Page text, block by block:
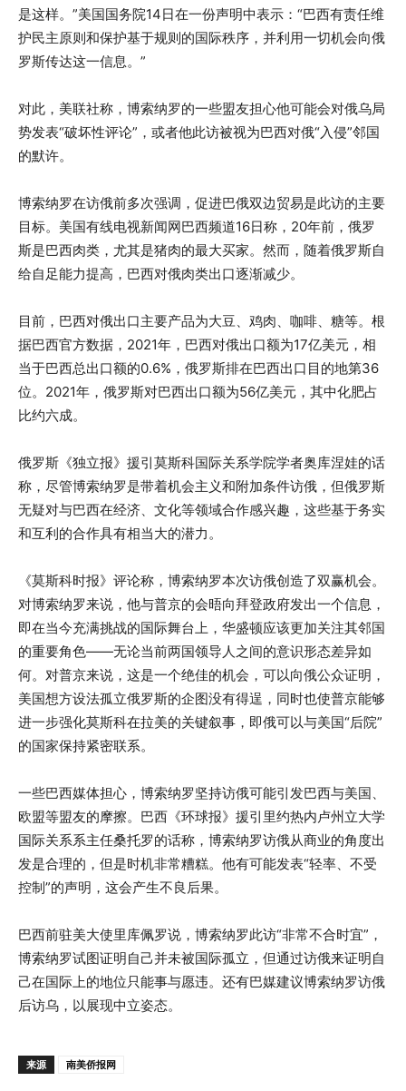
是这样。”美国国务院14日在一份声明中表示：“巴西有责任维
护民主原则和保护基于规则的国际秩序，并利用一切机会向俄
罗斯传达这一信息。”
对此，美联社称，博索纳罗的一些盟友担心他可能会对俄乌局
势发表“破坏性评论”，或者他此访被视为巴西对俄“入侵”邻国
的默许。
博索纳罗在访俄前多次强调，促进巴俄双边贸易是此访的主要
目标。美国有线电视新闻网巴西频道16日称，20年前，俄罗
斯是巴西肉类，尤其是猪肉的最大买家。然而，随着俄罗斯自
给自足能力提高，巴西对俄肉类出口逐渐减少。
目前，巴西对俄出口主要产品为大豆、鸡肉、咖啡、糖等。根
据巴西官方数据，2021年，巴西对俄出口额为17亿美元，相
当于巴西总出口额的0.6%，俄罗斯排在巴西出口目的地第36
位。2021年，俄罗斯对巴西出口额为56亿美元，其中化肥占
比约六成。
俄罗斯《独立报》援引莫斯科国际关系学院学者奥库涅娃的话
称，尽管博索纳罗是带着机会主义和附加条件访俄，但俄罗斯
无疑对与巴西在经济、文化等领域合作感兴趣，这些基于务实
和互利的合作具有相当大的潜力。
《莫斯科时报》评论称，博索纳罗本次访俄创造了双赢机会。
对博索纳罗来说，他与普京的会晤向拜登政府发出一个信息，
即在当今充满挑战的国际舞台上，华盛顿应该更加关注其邻国
的重要角色——无论当前两国领导人之间的意识形态差异如
何。对普京来说，这是一个绝佳的机会，可以向俄公众证明，
美国想方设法孤立俄罗斯的企图没有得逞，同时也使普京能够
进一步强化莫斯科在拉美的关键叙事，即俄可以与美国“后院”
的国家保持紧密联系。
一些巴西媒体担心，博索纳罗坚持访俄可能引发巴西与美国、
欧盟等盟友的摩擦。巴西《环球报》援引里约热内卢州立大学
国际关系系主任桑托罗的话称，博索纳罗访俄从商业的角度出
发是合理的，但是时机非常糟糕。他有可能发表“轻率、不受
控制”的声明，这会产生不良后果。
巴西前驻美大使里库佩罗说，博索纳罗此访“非常不合时宜”，
博索纳罗试图证明自己并未被国际孤立，但通过访俄来证明自
己在国际上的地位只能事与愿违。还有巴媒建议博索纳罗访俄
后访乌，以展现中立姿态。
来源 南美侨报网